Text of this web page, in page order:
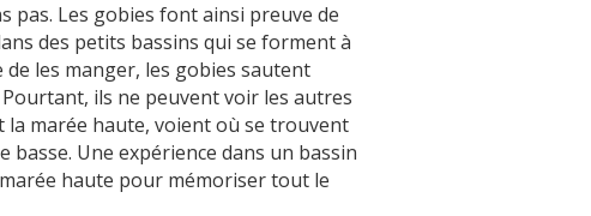
Les gobies font ainsi preuve de
des petits bassins qui se forment à
les manger, les gobies sautent
ils ne peuvent voir les autres
la marée haute, voient où se trouvent
basse. Une expérience dans un bassin
haute pour mémoriser tout le